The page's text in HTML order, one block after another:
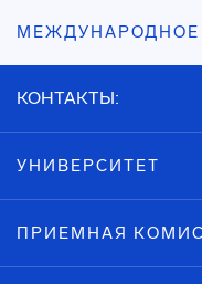
МЕЖДУНАРОДНОЕ
КОНТАКТЫ:
УНИВЕРСИТЕТ
ПРИЕМНАЯ